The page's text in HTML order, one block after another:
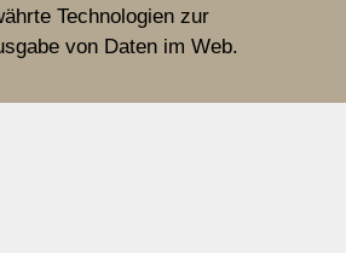
Technologien zur
von Daten im Web.